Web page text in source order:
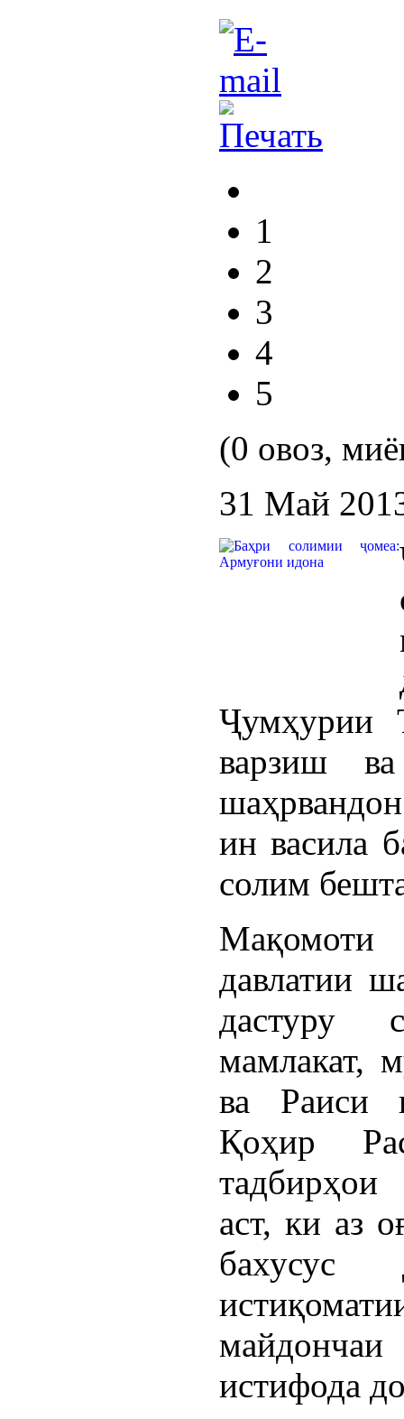
1
2
3
4
5
(0 овоз,
31 Май
Ҷумҳурии
варзиш
ин васила
солим
давлатии
дастуру
мамлакат,
ва Раиси
Қоҳир
аст, ки аз
истифода